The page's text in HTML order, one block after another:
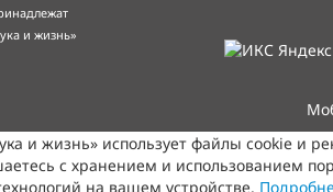
и жизнь»
и жизнь» использует файлы cookie и
с хранением и использованием
на вашем устройстве.